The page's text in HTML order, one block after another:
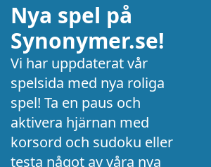
Nya spel på
Synonymer.se!
Vi har uppdaterat vår
spelsida med nya roliga
spel! Ta en paus och
aktivera hjärnan med
korsord och sudoku eller
testa något av våra nya